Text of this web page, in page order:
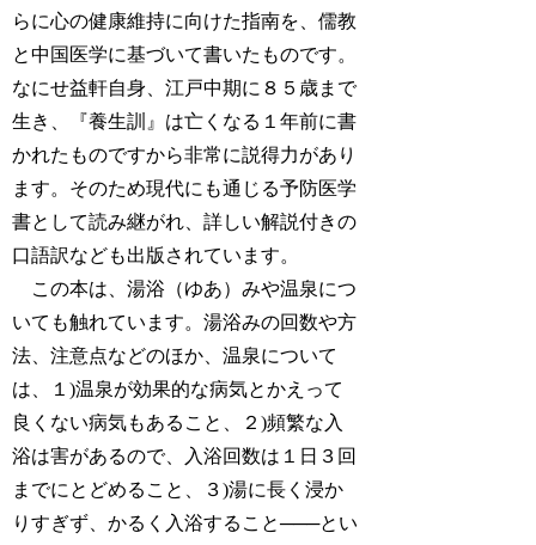
らに心の健康維持に向けた指南を、儒教
と中国医学に基づいて書いたものです。
なにせ益軒自身、江戸中期に８５歳まで
生き、『養生訓』は亡くなる１年前に書
かれたものですから非常に説得力があり
ます。そのため現代にも通じる予防医学
書として読み継がれ、詳しい解説付きの
口語訳なども出版されています。
この本は、湯浴（ゆあ）みや温泉につ
いても触れています。湯浴みの回数や方
法、注意点などのほか、温泉について
は、１)温泉が効果的な病気とかえって
良くない病気もあること、２)頻繁な入
浴は害があるので、入浴回数は１日３回
までにとどめること、３)湯に長く浸か
りすぎず、かるく入浴すること───とい